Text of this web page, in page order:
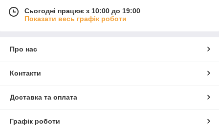
Сьогодні працює з 10:00 до 19:00
Показати весь графік роботи
Про нас
Контакти
Доставка та оплата
Графік роботи